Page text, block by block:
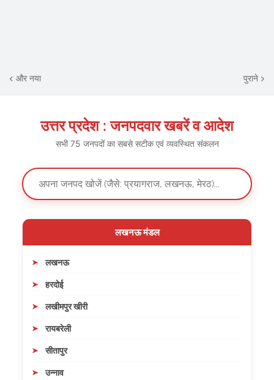
और नया पुराने
उत्तर प्रदेश : जनपदवार खबरें व आदेश
सभी 75 जनपदों का सबसे सटीक एवं व्यवस्थित संकलन
लखनऊ मंडल
लखनऊ
हरदोई
लखीमपुर खीरी
रायबरेली
सीतापुर
उन्नाव